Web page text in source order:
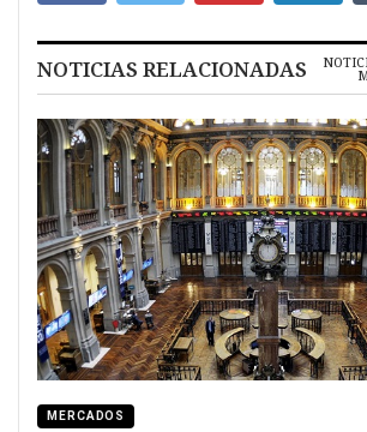
NOTICIAS RELACIONADAS
MERCADOS